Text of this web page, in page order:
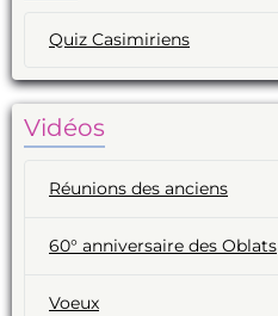
Quiz Casimiriens
Vidéos
Réunions des anciens
60° anniversaire des Oblats
Voeux